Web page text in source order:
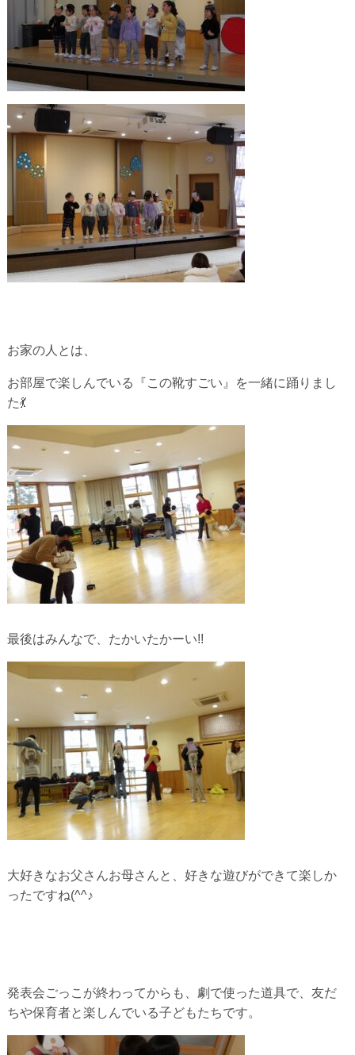
お家の人とは、
お部屋で楽しんでいる『この靴すごい』を一緒に踊りまし
た💃
最後はみんなで、たかいたかーい!!
大好きなお父さんお母さんと、好きな遊びができて楽しか
ったですね(^^♪
発表会ごっこが終わってからも、劇で使った道具で、友だ
ちや保育者と楽しんでいる子どもたちです。